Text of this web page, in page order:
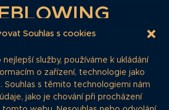
Souhlas s cookies
služby, používáme k ukládání
o zařízení, technologie jako
Souhlas s těmito technologiemi nám
jako je chování při procházení
k anonymnímu zaslání
že máte informace, o
měla vědět, zde nám je